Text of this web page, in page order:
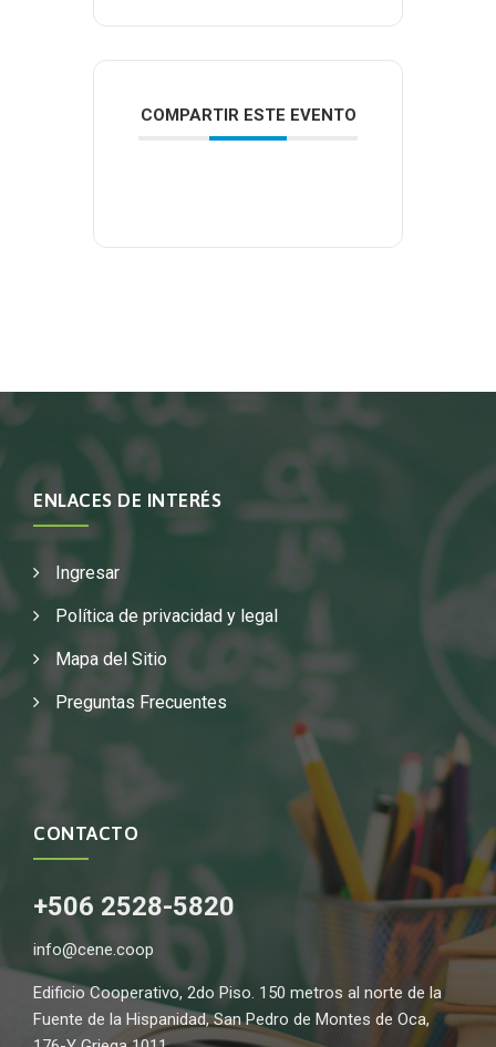
COMPARTIR ESTE EVENTO
ENLACES DE INTERÉS
Ingresar
Política de privacidad y legal
Mapa del Sitio
Preguntas Frecuentes
CONTACTO
+506 2528-5820
info@cene.coop
Edificio Cooperativo, 2do Piso. 150 metros al norte de la
Fuente de la Hispanidad, San Pedro de Montes de Oca,